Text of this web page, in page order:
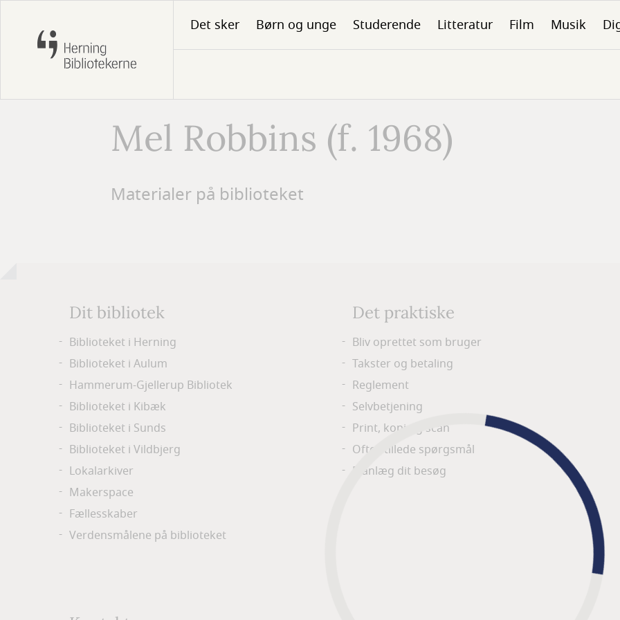
hovedindhold
Det sker Børn og unge Studerende Litteratur Film Musik
Mel Robbins (f. 1968)
Materialer på biblioteket
Dit bibliotek
Biblioteket i Herning
Biblioteket i Aulum
Hammerum-Gjellerup Bibliotek
Biblioteket i Kibæk
Biblioteket i Sunds
Biblioteket i Vildbjerg
Lokalarkiver
Makerspace
Fællesskaber
Verdensmålene på biblioteket
Det praktiske
Bliv oprettet som bruger
Takster og betaling
Reglement
Selvbetjening
Print, kopi og scan
Ofte stillede spørgsmål
Planlæg dit besøg